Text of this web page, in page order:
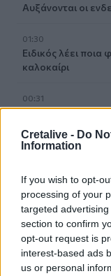
Cretalive - Do
Information
If you wish to opt-
processing of your
targeted
section to confirm
opt-out request is
interest-based ads
us or personal
Αυξάνονται οι
01:30
Ειδικός λέει
καλοκαίρι
00:31
Βιολόγος: «Αυτό
το γλυκό αίμα,
φλόγες (Βίντεο)
23:55
Υπό έλεγχο η
Φάληρο -